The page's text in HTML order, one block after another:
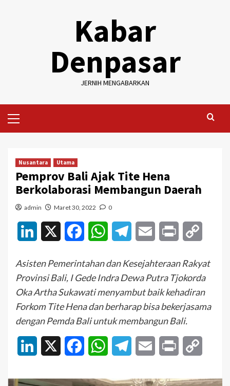
Kabar
Denpasar
JERNIH MENGABARKAN
Menu
Nusantara Utama
Pemprov Bali Ajak Tite Hena
Berkolaborasi Membangun Daerah
admin Maret 30, 2022 0
LinkedIn FacebookWhatsAppTelegramEmail Print
Asisten Pemerintahan dan Kesejahteraan Rakyat
Provinsi Bali, I Gede Indra Dewa Putra Tjokorda
Oka Artha Sukawati menyambut baik kehadiran
Forkom Tite Hena dan berharap bisa bekerjasama
dengan Pemda Bali untuk membangun Bali.
LinkedIn FacebookWhatsAppTelegramEmail Print